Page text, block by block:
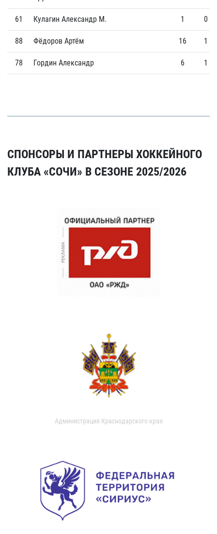
61 Кулагин Александр М. 1 0
88 Фёдоров Артём 16 1
78 Гордин Александр 6 1
СПОНСОРЫ И ПАРТНЕРЫ ХОККЕЙНОГО
КЛУБА «СОЧИ» В СЕЗОНЕ 2025/2026
Администрация Краснодарского края